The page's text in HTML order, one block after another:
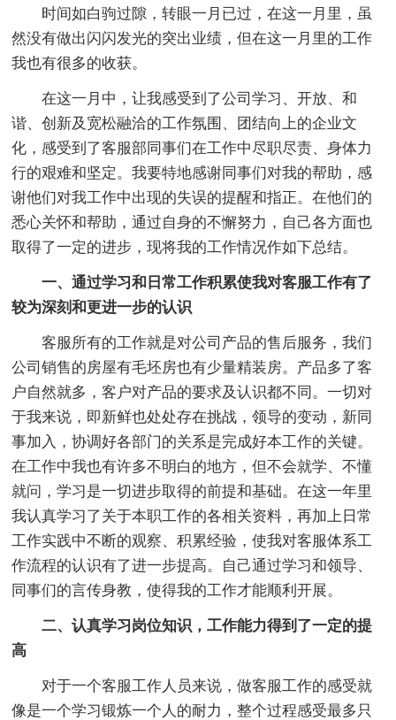
时间如白驹过隙，转眼一月已过，在这一月里，虽
然没有做出闪闪发光的突出业绩，但在这一月里的工作
我也有很多的收获。
在这一月中，让我感受到了公司学习、开放、和
谐、创新及宽松融洽的工作氛围、团结向上的企业文
化，感受到了客服部同事们在工作中尽职尽责、身体力
行的艰难和坚定。我要特地感谢同事们对我的帮助，感
谢他们对我工作中出现的失误的提醒和指正。在他们的
悉心关怀和帮助，通过自身的不懈努力，自己各方面也
取得了一定的进步，现将我的工作情况作如下总结。
一、通过学习和日常工作积累使我对客服工作有了
较为深刻和更进一步的认识
客服所有的工作就是对公司产品的售后服务，我们
公司销售的房屋有毛坯房也有少量精装房。产品多了客
户自然就多，客户对产品的要求及认识都不同。一切对
于我来说，即新鲜也处处存在挑战，领导的变动，新同
事加入，协调好各部门的关系是完成好本工作的关键。
在工作中我也有许多不明白的地方，但不会就学、不懂
就问，学习是一切进步取得的前提和基础。在这一年里
我认真学习了关于本职工作的各相关资料，再加上日常
工作实践中不断的观察、积累经验，使我对客服体系工
作流程的认识有了进一步提高。自己通过学习和领导、
同事们的言传身教，使得我的工作才能顺利开展。
二、认真学习岗位知识，工作能力得到了一定的提
高
对于一个客服工作人员来说，做客服工作的感受就
像是一个学习锻炼一个人的耐力，整个过程感受最多只